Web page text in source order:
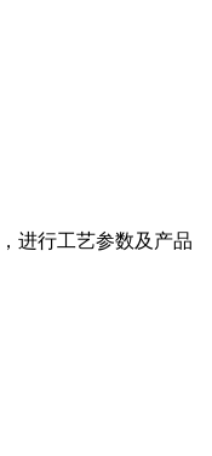
，进行工艺参数及产品